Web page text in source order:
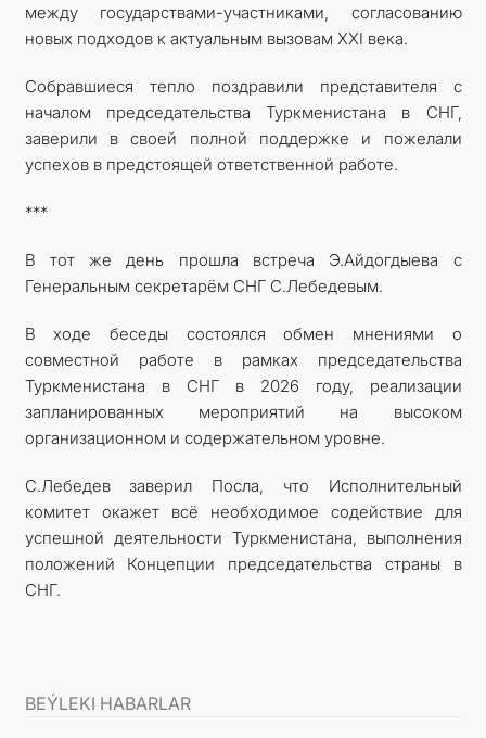
между государствами-участниками, согласованию
новых подходов к актуальным вызовам XXI века.
Собравшиеся тепло поздравили представителя с
началом председательства Туркменистана в СНГ,
заверили в своей полной поддержке и пожелали
успехов в предстоящей ответственной работе.
***
В тот же день прошла встреча Э.Айдогдыева с
Генеральным секретарём СНГ С.Лебедевым.
В ходе беседы состоялся обмен мнениями о
совместной работе в рамках председательства
Туркменистана в СНГ в 2026 году, реализации
запланированных мероприятий на высоком
организационном и содержательном уровне.
С.Лебедев заверил Посла, что Исполнительный
комитет окажет всё необходимое содействие для
успешной деятельности Туркменистана, выполнения
положений Концепции председательства страны в
СНГ.
BEÝLEKI HABARLAR